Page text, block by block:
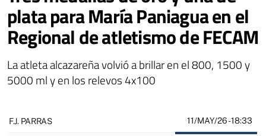
plata para María Paniagua en el
Regional de atletismo de FECAM
La atleta alcazareña volvió a brillar en el 800, 1500 y
5000 ml y en los relevos 4x100
F.J. PARRAS 11/MAY/26- 18:33